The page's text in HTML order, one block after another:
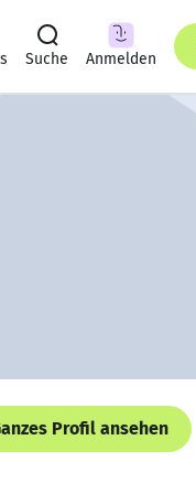
Suche Anmelden
Profil ansehen